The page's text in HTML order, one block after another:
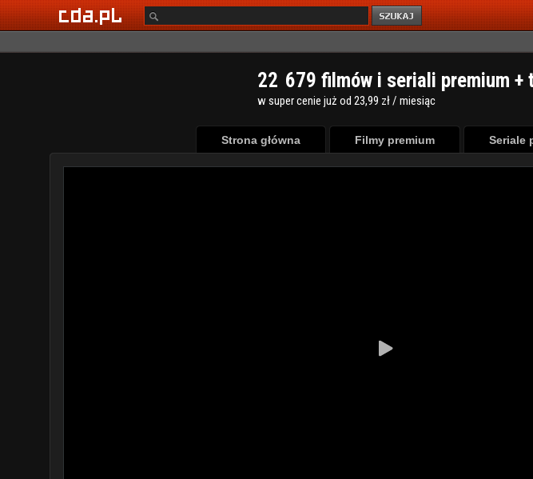
22 679 filmów i seriali premium +
w super cenie już od 23,99 zł / miesiąc
Strona główna Filmy premium Seriale